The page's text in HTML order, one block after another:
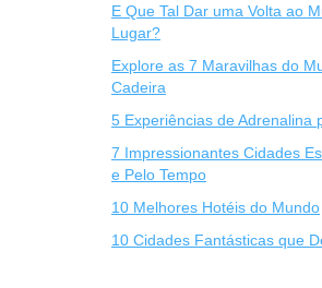
E Que Tal Dar uma Volta ao
Lugar?
Explore as 7 Maravilhas do
Cadeira
5 Experiências de Adrenalina
7 Impressionantes Cidades
e Pelo Tempo
10 Melhores Hotéis do Mundo
10 Cidades Fantásticas que